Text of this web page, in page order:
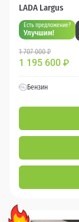
LADA Largus
Есть предложение?
Улучшим!
1 707 000 ₽
1 195 600 ₽
Бензин